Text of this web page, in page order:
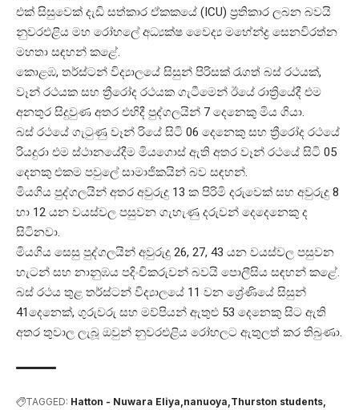
එක් සිසුවෙක් දැඩි සත්කාර ඒකකයේ (ICU) ප්‍රතිකාර ලබන බවයි
නුවරඑළිය මහ රෝහලේ අධ්‍යක්ෂ වෛද්‍ය මහේන්ද්‍ර සෙනවිරත්න
මහතා සඳහන් කළේ.
කොළඹ, තර්ස්ටන් විද්‍යාලයේ සිසුන් පිරිසක් රැගත් බස් රථයක්,
වෑන් රථයක සහ ත්‍රීරෝද රථයක ගැටීමෙන් ඊයේ රාත්‍රියේදී එම
අනතුර සිදුවුණ අතර එහිදී පුද්ගලයින් 7 දෙනෙකු මිය ගියා.
බස් රථයේ ගැටුණු වෑන් රියේ සිටි 06 දෙනෙකු සහ ත්‍රීරෝද රථයේ
රියදුරා එම ස්ථානයේදීම මියගොස් ඇති අතර වෑන් රථයේ සිටි 05
දෙනකු එකම පවුලේ සාමාජිකයින් බව සඳහන්.
මියගිය පුද්ගලයින් අතර අවුරුදු 13 ක පිරිමි දරුවෙක් සහ අවුරුදු 8
හා 12 යන වයස්වල පසුවන ගැහැණු දරුවන් දෙදෙනෙකු ද
සිටිනවා.
මියගිය සෙසු පුද්ගලයින් අවුරුදු 26, 27, 43 යන වයස්වල පසුවන
හැටන් සහ නානුඹය පදිංචිකරුවන් බවයි පොලීසිය සඳහන් කළේ.
බස් රථය තුළ තර්ස්ටන් විද්‍යාලයේ 11 වන ශ්‍රේණියේ සිසුන්
41දෙනෙක්, ගුරුවරු සහ මව්පියන් ඇතුළු 53 දෙනෙකු සිට ඇති
අතර තුවාල ලැබූ ඔවුන් නුවරඑළිය රෝහලට ඇතුලත් කර තිබුණා.
TAGGED: Hatton - Nuwara Eliya nanuoya Thurston students